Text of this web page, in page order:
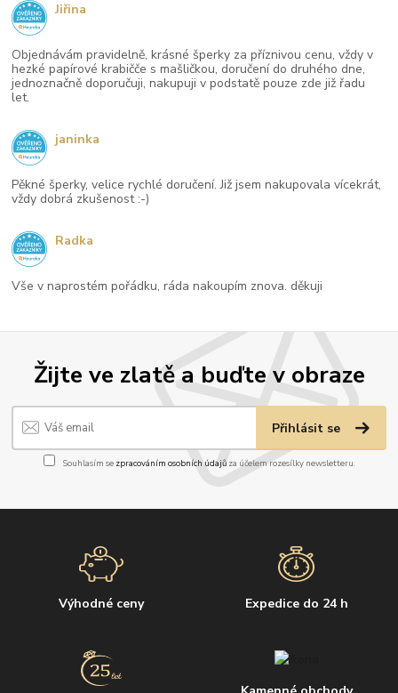
Žijte ve zlatě a buďte v obraze
Přihlásit se
Souhlasím se zpracováním osobních údajůza účelem rozesílky newsletteru.
Výhodné ceny Expedice do 24 h
Objednávám pravidelně, krásné šperky za příznivou cenu, vždy v
hezké papírové krabičče s mašličkou, doručení do druhého dne,
jednoznačně doporučuji, nakupuji v podstatě pouze zde již řadu
let.
Jiřina
Pěkné šperky, velice rychlé doručení. Již jsem nakupovala vícekrát,
vždy dobrá zkušenost :-)
janinka
Vše v naprostém pořádku, ráda nakoupím znova. děkuji
Radka